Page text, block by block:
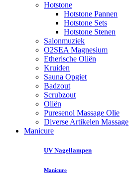
Hotstone
Hotstone Pannen
Hotstone Sets
Hotstone Stenen
Salonmuziek
O2SEA Magnesium
Etherische Oliën
Kruiden
Sauna Opgiet
Badzout
Scrubzout
Oliën
Puresenol Massage Olie
Diverse Artikelen Massage
Manicure
UV Nagellampen
Manicure